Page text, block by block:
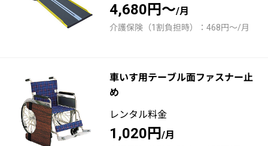
4,680円～/月
介護保険（1割負担時）：468円～/月
車いす用テーブル面ファスナー止
め
レンタル料金
1,020円/月